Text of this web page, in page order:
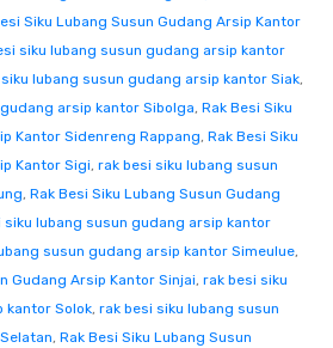
Siku Lubang Susun Gudang Arsip Kantor
siku lubang susun gudang arsip kantor
lubang susun gudang arsip kantor Siak,
arsip kantor Sibolga, Rak Besi Siku
Kantor Sidenreng Rappang, Rak Besi Siku
Kantor Sigi, rak besi siku lubang susun
, Rak Besi Siku Lubang Susun Gudang
siku lubang susun gudang arsip kantor
susun gudang arsip kantor Simeulue,
Gudang Arsip Kantor Sinjai, rak besi siku
kantor Solok, rak besi siku lubang susun
, Rak Besi Siku Lubang Susun